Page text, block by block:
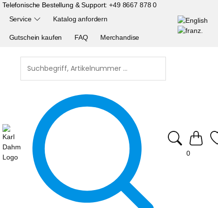
Telefonische Bestellung & Support:+49 8667 878 0
Service Katalog anfordern
Gutschein kaufen FAQ Merchandise
0